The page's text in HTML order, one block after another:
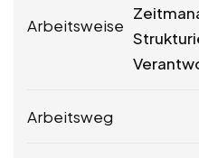
Arbeitsweise
Arbeitsweg